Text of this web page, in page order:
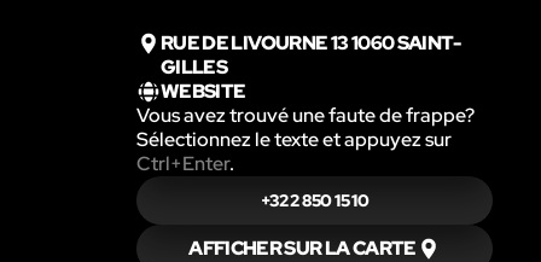
RUE DE LIVOURNE 13 1060 SAINT-
GILLES
WEBSITE
Vous avez trouvé une faute de frappe?
Sélectionnez le texte et appuyez sur
Ctrl+Enter.
+32 2 850 15 10
AFFICHER SUR LA CARTE